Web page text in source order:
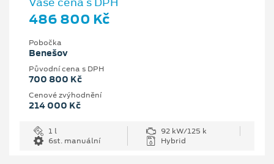
486 800 Kč
Pobočka
Benešov
Původní cena s DPH
700 800 Kč
Cenové zvýhodnění
214 000 Kč
1 l
92 kW/125 k
6st. manuální
Hybrid